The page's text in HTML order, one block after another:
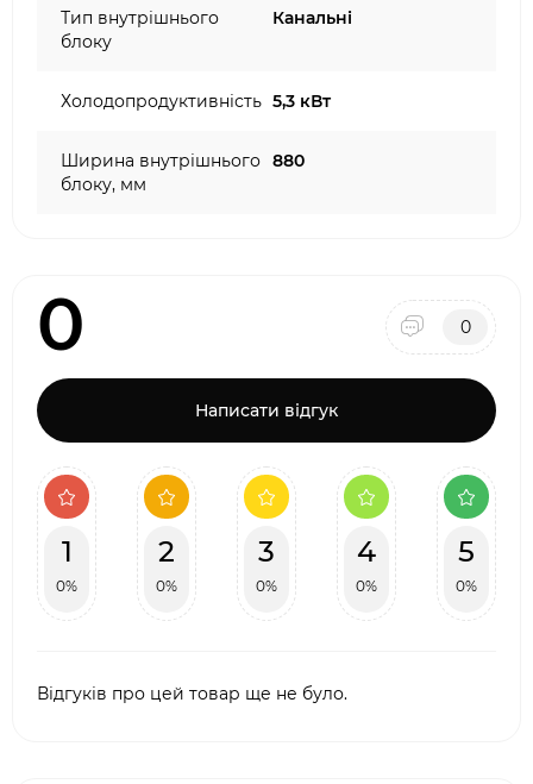
Тип внутрішнього
блоку
Канальні
Холодопродуктивність 5,3 кВт
Ширина внутрішнього
блоку, мм
880
0 0
Написати відгук
1
0%
2
0%
3
0%
4
0%
5
0%
Відгуків про цей товар ще не було.